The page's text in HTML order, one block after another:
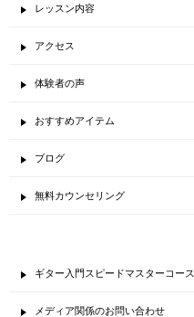
レッスン内容
アクセス
体験者の声
おすすめアイテム
ブログ
無料カウンセリング
ギター入門スピードマスターコース
メディア関係のお問い合わせ